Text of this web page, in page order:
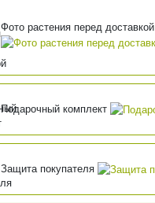
Фото растения перед доставкой
Подарочный комплект
Защита покупателя